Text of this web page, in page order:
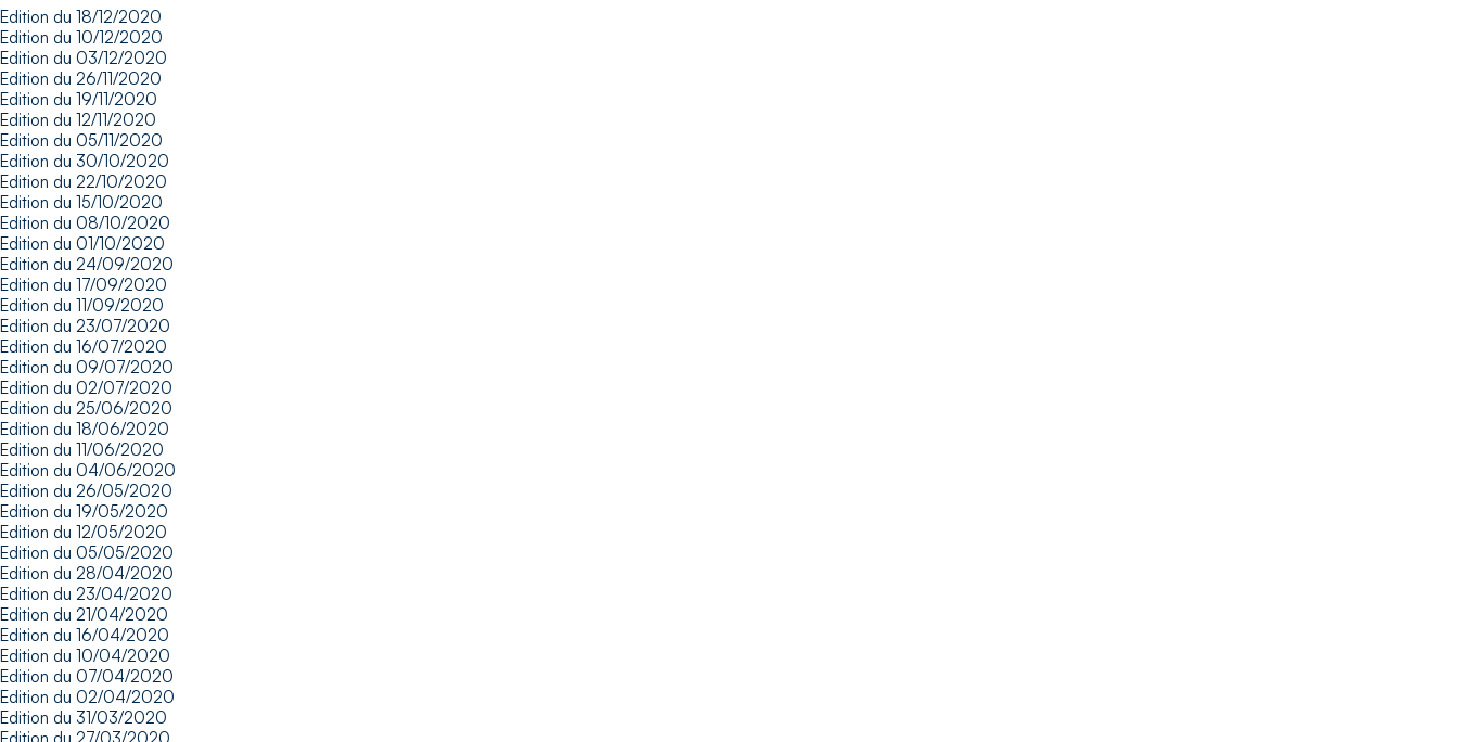
Edition du 18/12/2020
Edition du 10/12/2020
Edition du 03/12/2020
Edition du 26/11/2020
Edition du 19/11/2020
Edition du 12/11/2020
Edition du 05/11/2020
Edition du 30/10/2020
Edition du 22/10/2020
Edition du 15/10/2020
Edition du 08/10/2020
Edition du 01/10/2020
Edition du 24/09/2020
Edition du 17/09/2020
Edition du 11/09/2020
Edition du 23/07/2020
Edition du 16/07/2020
Edition du 09/07/2020
Edition du 02/07/2020
Edition du 25/06/2020
Edition du 18/06/2020
Edition du 11/06/2020
Edition du 04/06/2020
Edition du 26/05/2020
Edition du 19/05/2020
Edition du 12/05/2020
Edition du 05/05/2020
Edition du 28/04/2020
Edition du 23/04/2020
Edition du 21/04/2020
Edition du 16/04/2020
Edition du 10/04/2020
Edition du 07/04/2020
Edition du 02/04/2020
Edition du 31/03/2020